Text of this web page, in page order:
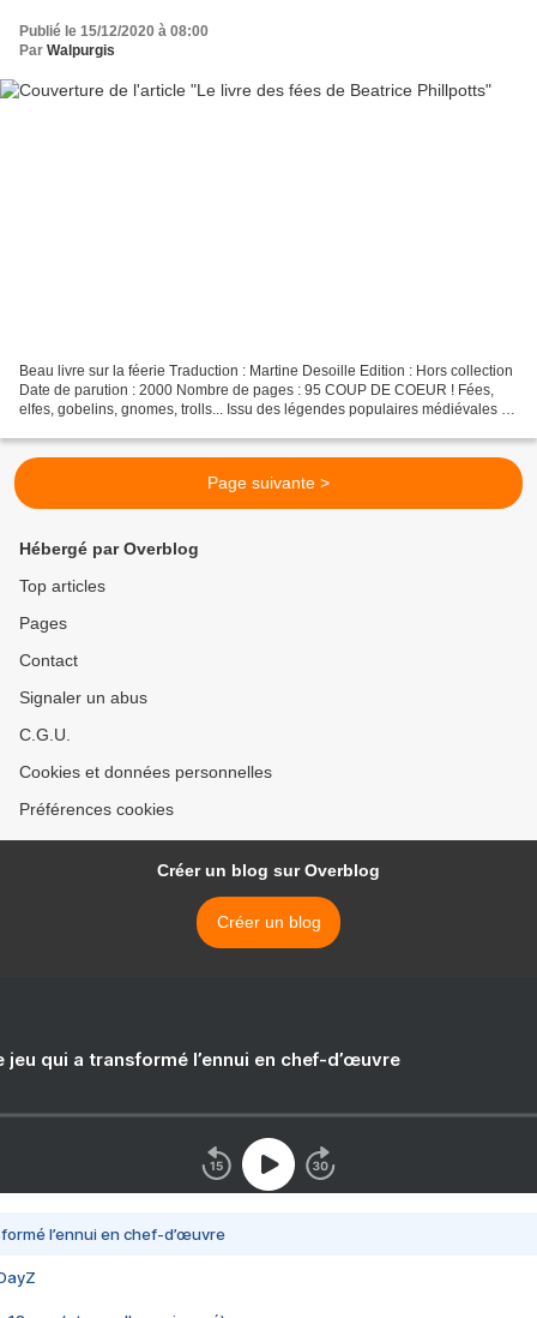
Publié le 15/12/2020 à 08:00
Par Walpurgis
Beau livre sur la féerie Traduction : Martine Desoille Edition : Hors collection
Date de parution : 2000 Nombre de pages : 95 COUP DE COEUR ! Fées,
elfes, gobelins, gnomes, trolls... Issu des légendes populaires médiévales et
Page suivante >
Hébergé par Overblog
Top articles
Pages
Contact
Signaler un abus
C.G.U.
Cookies et données personnelles
Préférences cookies
Créer un blog sur Overblog
Créer un blog
jeu qui a transformé l’ennui en chef-d’œuvre
l’ennui en chef-d’œuvre